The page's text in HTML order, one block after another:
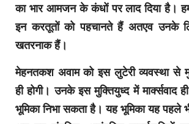
का भार आमजन के कंधों पर लाद दिया है। हम
इन करतूतों को पहचानते हैं अतएव उनके
खतरनाक हैं।
मेहनतकश अवाम को इस लुटेरी व्यवस्था से
ही होगी। उनके इस मुक्तियुध्द में मार्क्सवाद
भूमिका निभा सकता है। यह भूमिका यह पहले